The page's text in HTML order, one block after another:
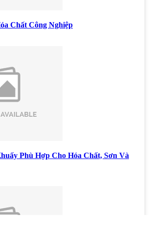
Chất Công Nghiệp
Phù Hợp Cho Hóa Chất, Sơn Và